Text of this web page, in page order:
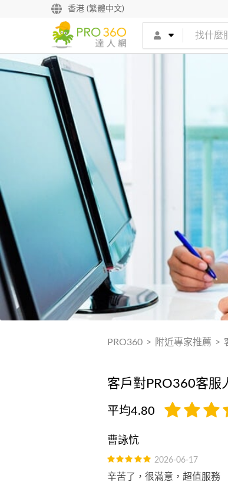
香港 (繁體中文)
PRO360 > 附近專家推薦 >
客戶對PRO360客服
平均4.80
曹詠忼
2026-06-17
辛苦了，很滿意，超值服務